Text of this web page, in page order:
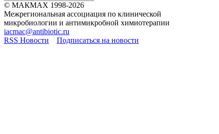
© МАКМАХ 1998-2026
Межрегиональная ассоциация по клинической
микробиологии и антимикробной химиотерапии
iacmac@antibiotic.ru
RSS Новости
Подписаться на новости